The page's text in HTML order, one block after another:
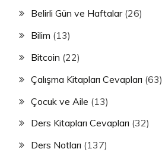
Belirli Gün ve Haftalar(26)
Bilim (13)
Bitcoin (22)
Çalışma Kitapları Cevapları (63)
Çocuk ve Aile (13)
Ders Kitapları Cevapları (32)
Ders Notları (137)